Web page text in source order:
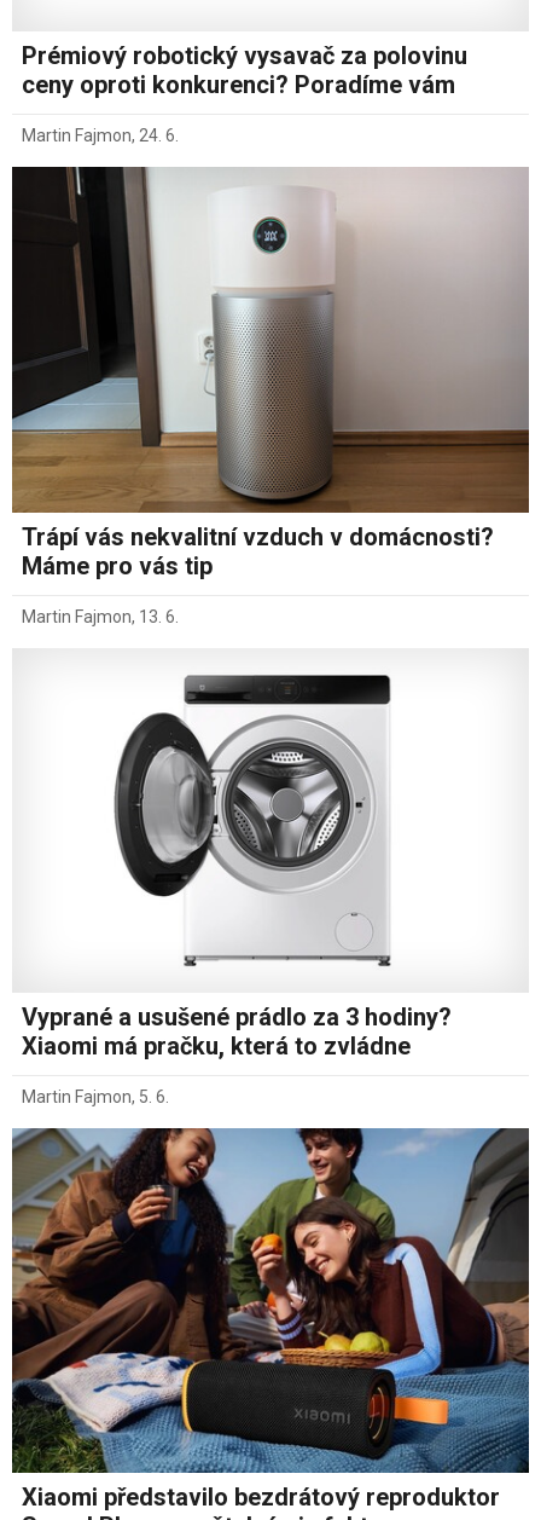
Prémiový robotický vysavač za polovinu
ceny oproti konkurenci? Poradíme vám
Martin Fajmon, 24. 6.
Trápí vás nekvalitní vzduch v domácnosti?
Máme pro vás tip
Martin Fajmon, 13. 6.
Vyprané a usušené prádlo za 3 hodiny?
Xiaomi má pračku, která to zvládne
Martin Fajmon, 5. 6.
Xiaomi představilo bezdrátový reproduktor